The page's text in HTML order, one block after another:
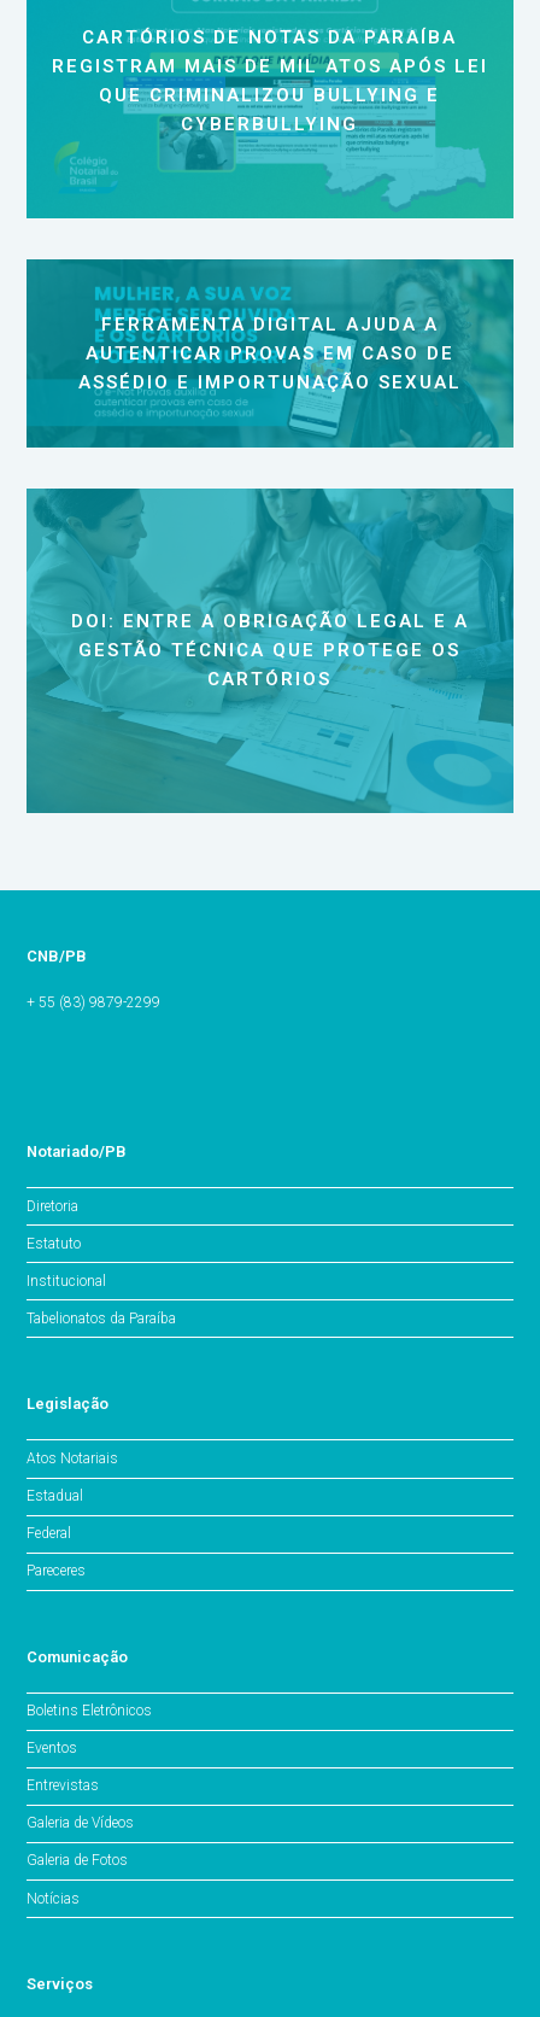
CARTÓRIOS DE NOTAS DA PARAÍBA
REGISTRAM MAIS DE MIL ATOS APÓS LEI
QUE CRIMINALIZOU BULLYING E
CYBERBULLYING
FERRAMENTA DIGITAL AJUDA A
AUTENTICAR PROVAS EM CASO DE
ASSÉDIO E IMPORTUNAÇÃO SEXUAL
DOI: ENTRE A OBRIGAÇÃO LEGAL E A
GESTÃO TÉCNICA QUE PROTEGE OS
CARTÓRIOS
CNB/PB
+ 55 (83) 9879-2299
Notariado/PB
Diretoria
Estatuto
Institucional
Tabelionatos da Paraíba
Legislação
Atos Notariais
Estadual
Federal
Pareceres
Comunicação
Boletins Eletrônicos
Eventos
Entrevistas
Galeria de Vídeos
Galeria de Fotos
Notícias
Serviços